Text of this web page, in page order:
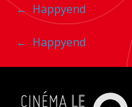
Navigation
entre
les
← Happyend
Navigation
entre
← Happyend